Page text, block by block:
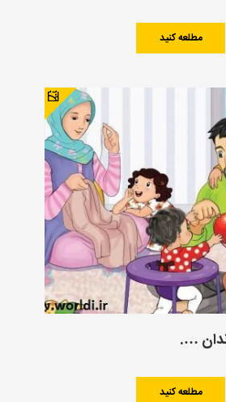
مطلعه کنید
….
مطلعه کنید